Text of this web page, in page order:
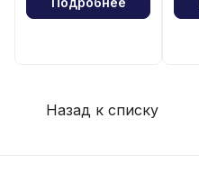
Назад к списку